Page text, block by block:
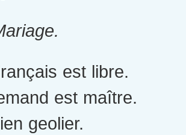
est libre.
est maître.
geolier.